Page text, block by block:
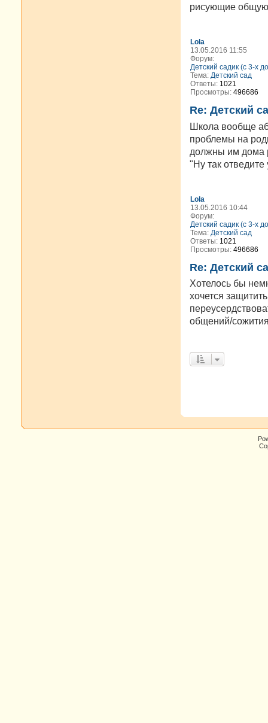
рисующие общую
Lola
13.05.2016 11:55
Форум:
Детский садик (с 3-х
Тема: Детский сад
Ответы: 1021
Просмотры: 496686
Re: Детский
Школа вообще
проблемы на
должны им дома
"Ну так отведите
Lola
13.05.2016 10:44
Форум:
Детский садик (с 3-х
Тема: Детский сад
Ответы: 1021
Просмотры: 496686
Re: Детский
Хотелось бы
хочется
общений/